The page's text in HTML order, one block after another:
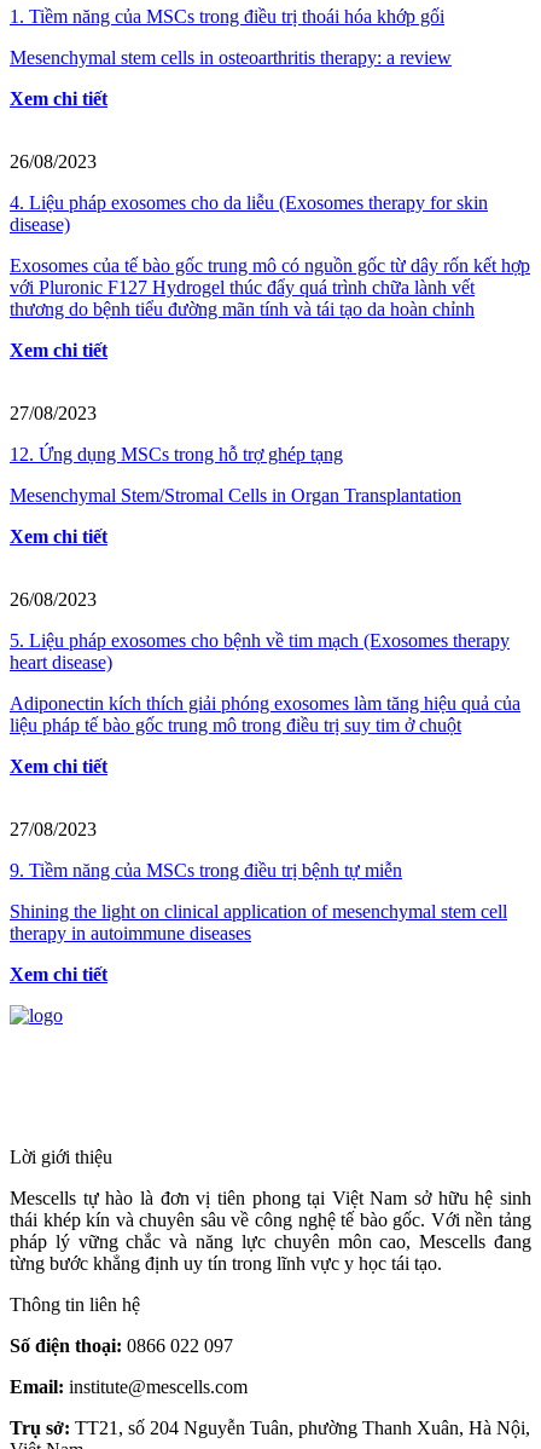
1. Tiềm năng của MSCs trong điều trị thoái hóa khớp gối
Mesenchymal stem cells in osteoarthritis therapy: a review
Xem chi tiết
26/08/2023
4. Liệu pháp exosomes cho da liễu (Exosomes therapy for skin
disease)
Exosomes của tế bào gốc trung mô có nguồn gốc từ dây rốn kết hợp
với Pluronic F127 Hydrogel thúc đẩy quá trình chữa lành vết
thương do bệnh tiểu đường mãn tính và tái tạo da hoàn chỉnh
Xem chi tiết
27/08/2023
12. Ứng dụng MSCs trong hỗ trợ ghép tạng
Mesenchymal Stem/Stromal Cells in Organ Transplantation
Xem chi tiết
26/08/2023
5. Liệu pháp exosomes cho bệnh về tim mạch (Exosomes therapy
heart disease)
Adiponectin kích thích giải phóng exosomes làm tăng hiệu quả của
liệu pháp tế bào gốc trung mô trong điều trị suy tim ở chuột
Xem chi tiết
27/08/2023
9. Tiềm năng của MSCs trong điều trị bệnh tự miễn
Shining the light on clinical application of mesenchymal stem cell
therapy in autoimmune diseases
Xem chi tiết
Lời giới thiệu
Mescells tự hào là đơn vị tiên phong tại Việt Nam sở hữu hệ sinh
thái khép kín và chuyên sâu về công nghệ tế bào gốc. Với nền tảng
pháp lý vững chắc và năng lực chuyên môn cao, Mescells đang
từng bước khẳng định uy tín trong lĩnh vực y học tái tạo.
Thông tin liên hệ
Số điện thoại: 0866 022 097
Email: institute@mescells.com
Trụ sở: TT21, số 204 Nguyễn Tuân, phường Thanh Xuân, Hà Nội,